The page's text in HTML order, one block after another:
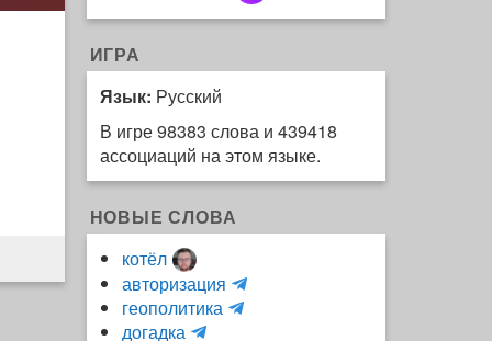
ИГРА
Язык: Русский
В игре 98383 слова и 439418
ассоциаций на этом языке.
НОВЫЕ СЛОВА
котёл
авторизация
и
геополитика
H
догадка
m